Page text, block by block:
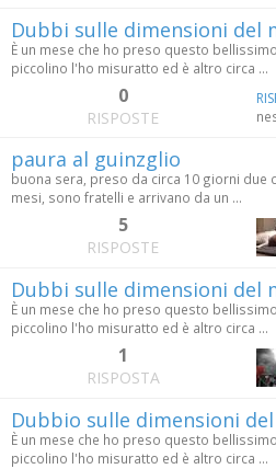
Dubbi sulle dimensioni del
È un mese che ho preso questo
piccolino l'ho misuratto ed è altro circa ...
0
RISPOSTE
paura al guinzglio
buona sera, preso da circa 10 giorni due
mesi, sono fratelli e arrivano da un ...
5
RISPOSTE
Dubbi sulle dimensioni del
È un mese che ho preso questo
piccolino l'ho misuratto ed è altro circa ...
1
RISPOSTA
Dubbio sulle dimensioni
È un mese che ho preso questo
piccolino l'ho misuratto ed è altro circa ...